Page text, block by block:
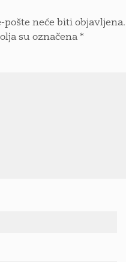
pošte neće biti objavljena.
su označena *